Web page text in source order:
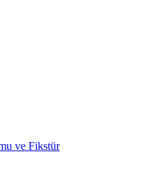
ve Fikstür